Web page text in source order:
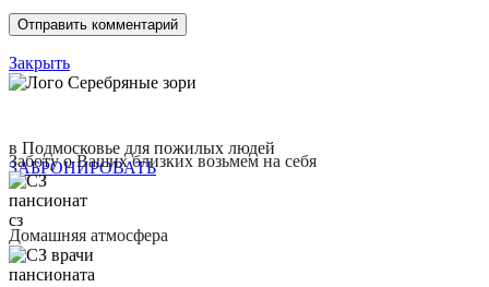
Закрыть
в Подмосковье для пожилых людей
ЗАБРОНИРОВАТЬ
Заботу о Ваших близких возьмем на себя
Домашняя атмосфера